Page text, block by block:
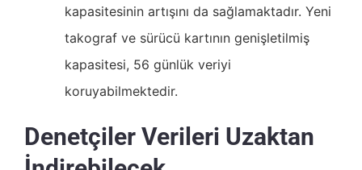
kapasitesinin artışını da sağlamaktadır. Yeni
takograf ve sürücü kartının genişletilmiş
kapasitesi, 56 günlük veriyi
koruyabilmektedir.
Denetçiler Verileri Uzaktan